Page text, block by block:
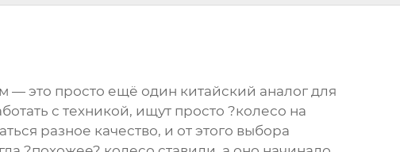
— это просто ещё один китайский аналог для
с техникой, ищут просто ?колесо на
разное качество, и от этого выбора